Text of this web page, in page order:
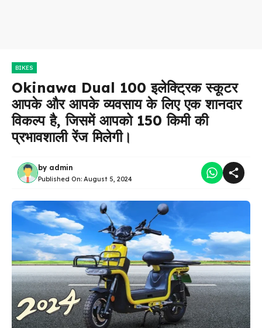
BIKES
Okinawa Dual 100 इलेक्ट्रिक स्कूटर
आपके और आपके व्यवसाय के लिए एक शानदार
विकल्प है, जिसमें आपको 150 किमी की
प्रभावशाली रेंज मिलेगी।
by admin
Published On: August 5, 2024